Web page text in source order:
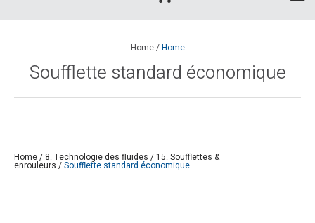
Home/Home
Soufflette standard économique
Home/8. Technologie des fluides /15. Soufflettes &
enrouleurs /Soufflette standard économique